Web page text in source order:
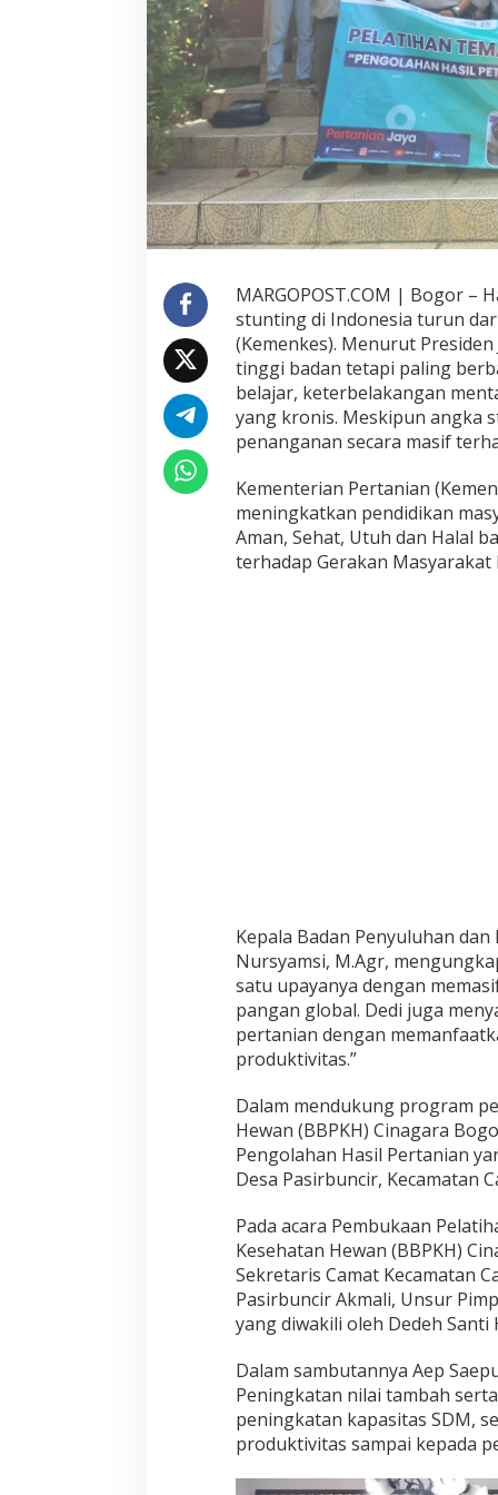
n
g
,
B
K
H
K
e
m
e
e
r
i
a
n
P
e
r
n
i
a
n
s
S
D
M
M
e
l
u
i
P
e
l
t
i
h
a
n
P
n
g
o
l
a
a
MARGOPOST.COM | Bogor –
stunting di Indonesia turun
(Kemenkes). Menurut
tinggi badan tetapi paling
belajar, keterbelakangan
yang kronis. Meskipun angka
penanganan secara masif
Kementerian Pertanian
meningkatkan pendidikan
Aman, Sehat, Utuh dan Halal
terhadap Gerakan Masyarakat
Kepala Badan Penyuluhan
Nursyamsi, M.Agr,
satu upayanya dengan
pangan global. Dedi juga
pertanian dengan
produktivitas.”
Dalam mendukung program
Hewan (BBPKH) Cinagara
Pengolahan Hasil Pertanian
Desa Pasirbuncir, Kecamatan
Pada acara Pembukaan
Kesehatan Hewan (BBPKH)
Sekretaris Camat Kecamatan
Pasirbuncir Akmali, Unsur
yang diwakili oleh Dedeh Santi
Dalam sambutannya Aep
Peningkatan nilai tambah
peningkatan kapasitas SDM,
produktivitas sampai kepada